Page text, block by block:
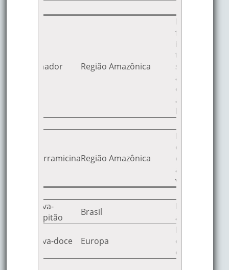
Anador Região Amazônica
Reumatismo,
febre,
inflamações
tosse,
sudorífica,
analgésica,
TerramicinaRegião Amazônica
Béquicas,
diurética,
depurativa,
anti-
ventre.
Erva-
capitão
Brasil
Diurético,
aperiente,
Erva-doce Europa
Problemas
cólicas,